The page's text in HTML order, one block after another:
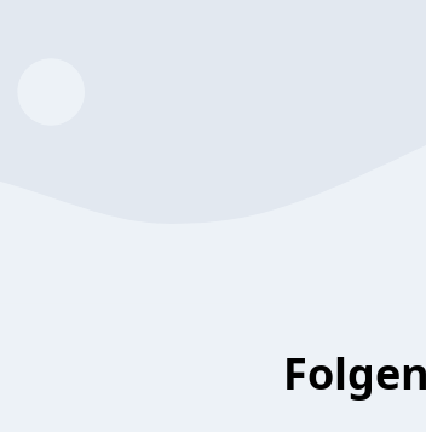
Folgen